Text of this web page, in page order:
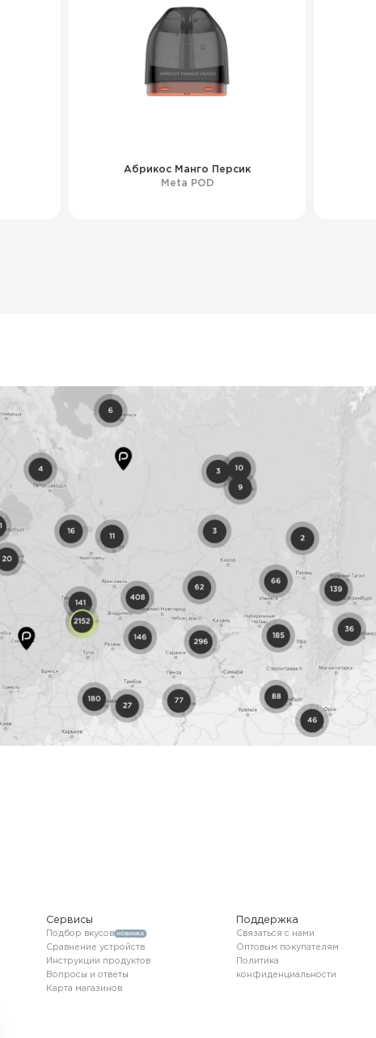
Абрикос Манго Персик
Meta POD
Сервисы
Подбор вкусов
Сравнение устройств
Инструкции продуктов
Вопросы и ответы
Карта магазинов
Поддержка
Связаться с нами
Оптовым покупателям
Политика
конфиденциальности